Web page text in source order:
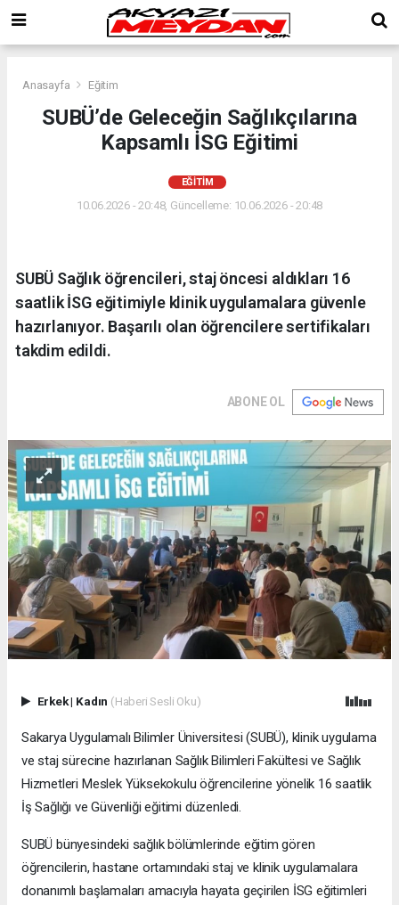
Anasayfa Eğitim
SUBÜ’de Geleceğin Sağlıkçılarına
Kapsamlı İSG Eğitimi
EĞITIM
10.06.2026 - 20:48, Güncelleme: 10.06.2026 - 20:48
SUBÜ Sağlık öğrencileri, staj öncesi aldıkları 16
saatlik İSG eğitimiyle klinik uygulamalara güvenle
hazırlanıyor. Başarılı olan öğrencilere sertifikaları
takdim edildi.
ABONE OL
Erkek| Kadın (Haberi Sesli Oku)
Sakarya Uygulamalı Bilimler Üniversitesi (SUBÜ), klinik uygulama
ve staj sürecine hazırlanan Sağlık Bilimleri Fakültesi ve Sağlık
Hizmetleri Meslek Yüksekokulu öğrencilerine yönelik 16 saatlik
İş Sağlığı ve Güvenliği eğitimi düzenledi.
SUBÜ bünyesindeki sağlık bölümlerinde eğitim gören
öğrencilerin, hastane ortamındaki staj ve klinik uygulamalara
donanımlı başlamaları amacıyla hayata geçirilen İSG eğitimleri